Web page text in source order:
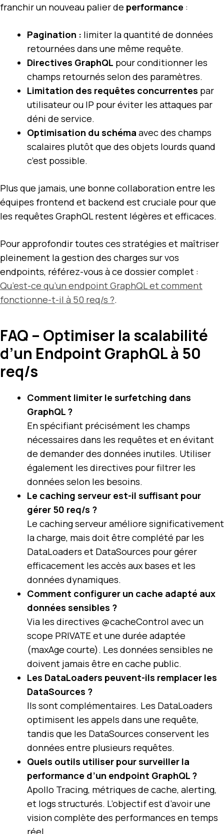
franchir un nouveau palier de performance :
Pagination : limiter la quantité de données
retournées dans une même requête.
Directives GraphQL pour conditionner les
champs retournés selon des paramètres.
Limitation des requêtes concurrentes par
utilisateur ou IP pour éviter les attaques par
déni de service.
Optimisation du schéma avec des champs
scalaires plutôt que des objets lourds quand
c’est possible.
Plus que jamais, une bonne collaboration entre les
équipes frontend et backend est cruciale pour que
les requêtes GraphQL restent légères et efficaces.
Pour approfondir toutes ces stratégies et maîtriser
pleinement la gestion des charges sur vos
endpoints, référez-vous à ce dossier complet :
Qu’est-ce qu’un endpoint GraphQL et comment
fonctionne-t-il à 50 req/s ?.
FAQ – Optimiser la scalabilité
d’un Endpoint GraphQL à 50
req/s
Comment limiter le surfetching dans
GraphQL ?
En spécifiant précisément les champs
nécessaires dans les requêtes et en évitant
de demander des données inutiles. Utiliser
également les directives pour filtrer les
données selon les besoins.
Le caching serveur est-il suffisant pour
gérer 50 req/s ?
Le caching serveur améliore significativement
la charge, mais doit être complété par les
DataLoaders et DataSources pour gérer
efficacement les accès aux bases et les
données dynamiques.
Comment configurer un cache adapté aux
données sensibles ?
Via les directives @cacheControl avec un
scope PRIVATE et une durée adaptée
(maxAge courte). Les données sensibles ne
doivent jamais être en cache public.
Les DataLoaders peuvent-ils remplacer les
DataSources ?
Ils sont complémentaires. Les DataLoaders
optimisent les appels dans une requête,
tandis que les DataSources conservent les
données entre plusieurs requêtes.
Quels outils utiliser pour surveiller la
performance d’un endpoint GraphQL ?
Apollo Tracing, métriques de cache, alerting,
et logs structurés. L’objectif est d’avoir une
vision complète des performances en temps
réel.